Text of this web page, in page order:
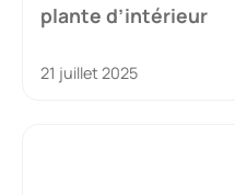
plante d’intérieur
21 juillet 2025